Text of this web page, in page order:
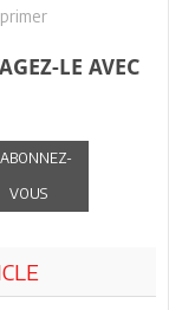
LE AVEC
VOUS